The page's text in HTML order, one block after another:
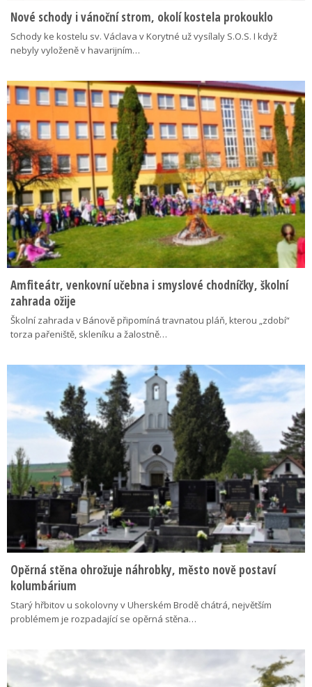
Nové schody i vánoční strom, okolí kostela prokouklo
Schody ke kostelu sv. Václava v Korytné už vysílaly S.O.S. I když
nebyly vyloženě v havarijním…
Amfiteátr, venkovní učebna i smyslové chodníčky, školní
zahrada ožije
Školní zahrada v Bánově připomíná travnatou pláň, kterou „zdobí“
torza pařeniště, skleníku a žalostně…
Opěrná stěna ohrožuje náhrobky, město nově postaví
kolumbárium
Starý hřbitov u sokolovny v Uherském Brodě chátrá, největším
problémem je rozpadající se opěrná stěna…